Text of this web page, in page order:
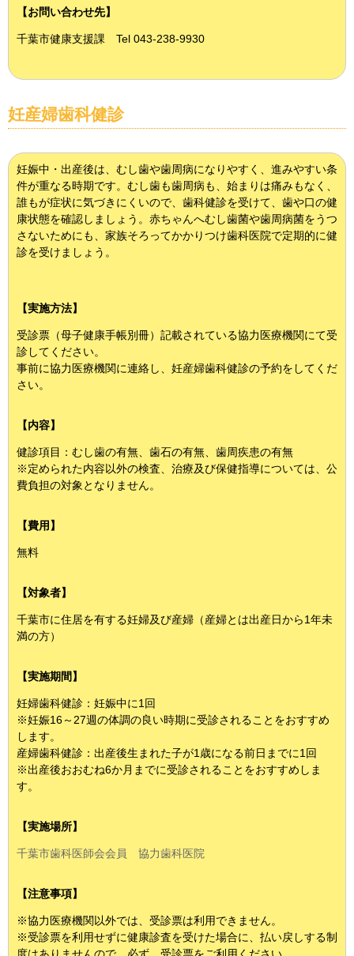
【お問い合わせ先】
千葉市健康支援課 Tel 043-238-9930
妊産婦歯科健診
妊娠中・出産後は、むし歯や歯周病になりやすく、進みやすい条
件が重なる時期です。むし歯も歯周病も、始まりは痛みもなく、
誰もが症状に気づきにくいので、歯科健診を受けて、歯や口の健
康状態を確認しましょう。赤ちゃんへむし歯菌や歯周病菌をうつ
さないためにも、家族そろってかかりつけ歯科医院で定期的に健
診を受けましょう。
【実施方法】
受診票（母子健康手帳別冊）記載されている協力医療機関にて受
診してください。
事前に協力医療機関に連絡し、妊産婦歯科健診の予約をしてくだ
さい。
【内容】
健診項目：むし歯の有無、歯石の有無、歯周疾患の有無
※定められた内容以外の検査、治療及び保健指導については、公
費負担の対象となりません。
【費用】
無料
【対象者】
千葉市に住居を有する妊婦及び産婦（産婦とは出産日から1年未
満の方）
【実施期間】
妊婦歯科健診：妊娠中に1回
※妊娠16～27週の体調の良い時期に受診されることをおすすめ
します。
産婦歯科健診：出産後生まれた子が1歳になる前日までに1回
※出産後おおむね6か月までに受診されることをおすすめしま
す。
【実施場所】
千葉市歯科医師会会員 協力歯科医院
【注意事項】
※協力医療機関以外では、受診票は利用できません。
※受診票を利用せずに健康診査を受けた場合に、払い戻しする制